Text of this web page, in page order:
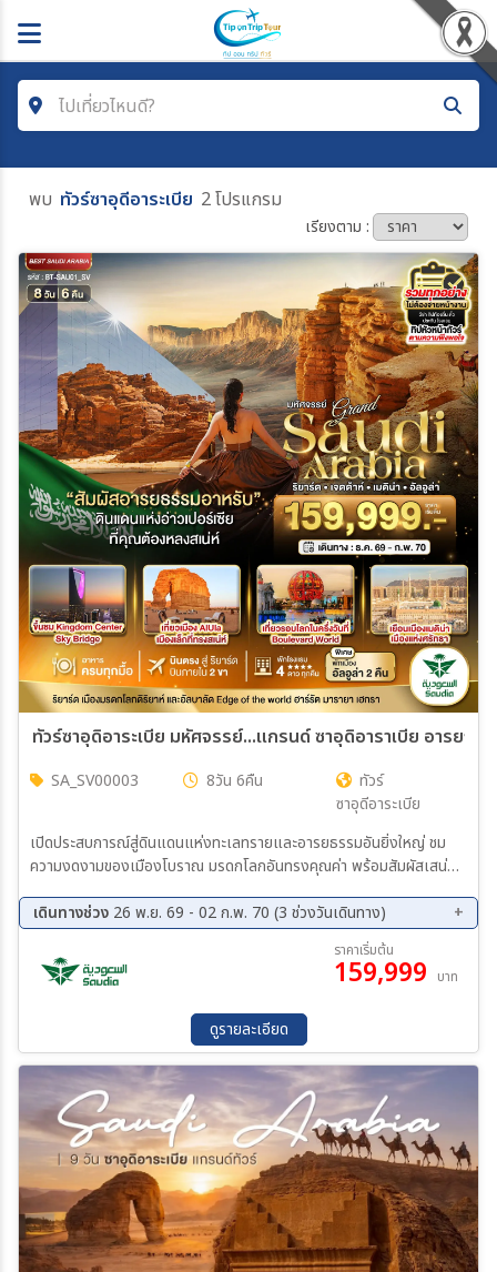
ไปเที่ยวไหนดี?
ค้นหาโปรแกรมทัวร์
โซน
ประเทศ
เมือง
สายการบิน
ตั้งแต่วันที่
ถึงวันที่
เฉพาะเดือน
เฉพาะเทศกาล
ค้นหา
พบ ทัวร์ซาอุดีอาระเบีย 2 โปรแกรม
เรียงตาม :
ทัวร์ซาอุดิอาระเบีย มหัศจรรย์...แกรนด์ ซาอุดิอาราเบีย อารยธ
SA_SV00003 8วัน 6คืน
ทัวร์
ซาอุดีอาระเบีย
เปิดประสบการณ์สู่ดินแดนแห่งทะเลทรายและอารยธรรมอันยิ่งใหญ่ ชม
ความงดงามของเมืองโบราณ มรดกโลกอันทรงคุณค่า พร้อมสัมผัสเสน่ห์
เดินทางช่วง 26 พ.ย. 69 - 02 ก.พ. 70 (3 ช่วงวันเดินทาง)
26 ธ.ค. 69 - 02 ม.ค. 70
26 ม.ค. 70 - 02 ก.พ. 70
ราคาเริ่มต้น
159,999 บาท
ดูรายละเอียด